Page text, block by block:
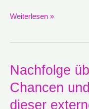
Weiterlesen »
Nachfolge
Chancen
dieser
Nachfolge
über
Asset
Chancen